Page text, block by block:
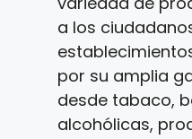
a los
por su amplia
desde tabaco,
alcohólicas,